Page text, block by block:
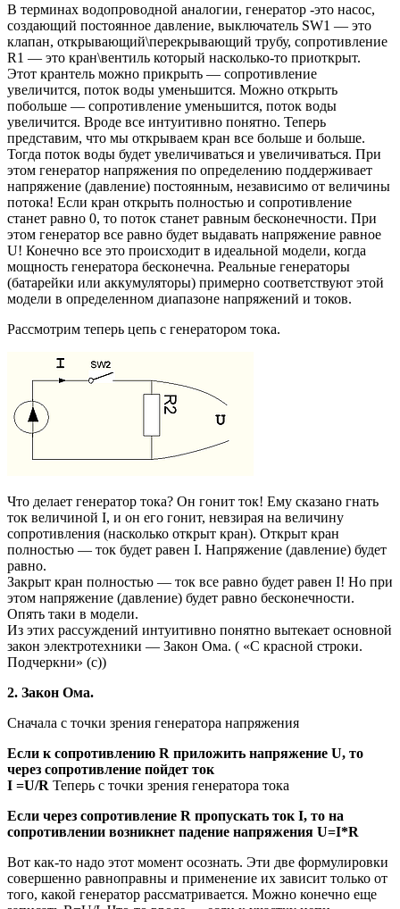
В терминах водопроводной аналогии, генератор -это насос,
создающий постоянное давление, выключатель SW1 — это
клапан, открывающий\перекрывающий трубу, сопротивление
R1 — это кран\вентиль который насколько-то приоткрыт.
Этот крантель можно прикрыть — сопротивление
увеличится, поток воды уменьшится. Можно открыть
побольше — сопротивление уменьшится, поток воды
увеличится. Вроде все интуитивно понятно. Теперь
представим, что мы открываем кран все больше и больше.
Тогда поток воды будет увеличиваться и увеличиваться. При
этом генератор напряжения по определению поддерживает
напряжение (давление) постоянным, независимо от величины
потока! Если кран открыть полностью и сопротивление
станет равно 0, то поток станет равным бесконечности. При
этом генератор все равно будет выдавать напряжение равное
U! Конечно все это происходит в идеальной модели, когда
мощность генератора бесконечна. Реальные генераторы
(батарейки или аккумуляторы) примерно соответствуют этой
модели в определенном диапазоне напряжений и токов.
Рассмотрим теперь цепь с генератором тока.
Что делает генератор тока? Он гонит ток! Ему сказано гнать
ток величиной I, и он его гонит, невзирая на величину
сопротивления (насколько открыт кран). Открыт кран
полностью — ток будет равен I. Напряжение (давление) будет
равно.
Закрыт кран полностью — ток все равно будет равен I! Но при
этом напряжение (давление) будет равно бесконечности.
Опять таки в модели.
Из этих рассуждений интуитивно понятно вытекает основной
закон электротехники — Закон Ома. ( «С красной строки.
Подчеркни» (с))
2. Закон Ома.
Сначала c точки зрения генератора напряжения
Если к сопротивлению R приложить напряжение U, то
через сопротивление пойдет ток
I =U/R Теперь с точки зрения генератора тока
Если через сопротивление R пропускать ток I, то на
сопротивлении возникнет падение напряжения U=I*R
Вот как-то надо этот момент осознать. Эти две формулировки
совершенно равноправны и применение их зависит только от
того, какой генератор рассматривается. Можно конечно еще